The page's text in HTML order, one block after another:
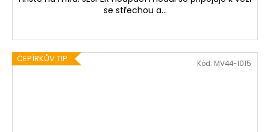
se střechou a...
ČEPÍRKŮV TIP Kód: MV44-1015